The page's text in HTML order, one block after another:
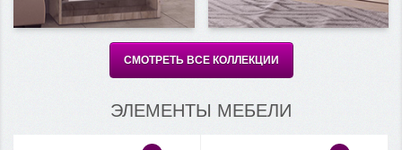
СМОТРЕТЬ ВСЕ КОЛЛЕКЦИИ
ЭЛЕМЕНТЫ МЕБЕЛИ